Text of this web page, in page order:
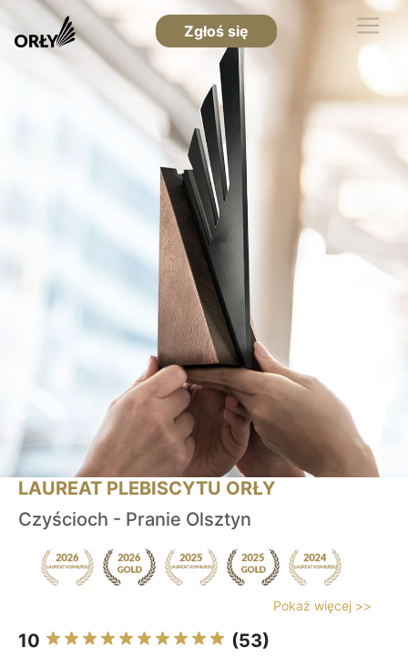
Zgłoś się
LAUREAT PLEBISCYTU ORŁY
Czyścioch - Pranie Olsztyn
Pokaż więcej >>
10 (53)